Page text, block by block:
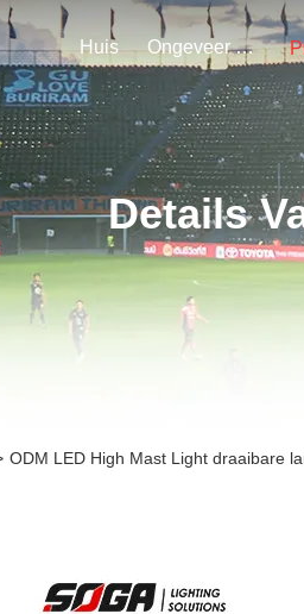
Huis Ongeveer Ons
Details
ODM LED High Mast Light draaibare